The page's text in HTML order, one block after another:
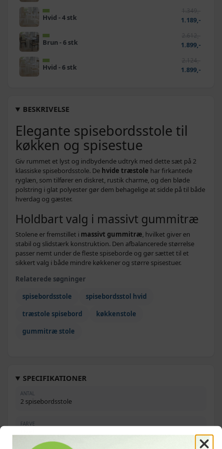
BESKRIVELSE
Elegante spisebordsstole til
køkken og spisestue
Giv rummet et lyst og indbydende udtryk med dette sæt på 2
klassiske spisebordsstole. De hvide træstole har firkantede
ryglæn, som tilfører en diskret, rustik charme, og den bløde
polstring i glat polyester gør dem behagelige at sidde på til både
hverdag og gæster.
Holdbart valg i massivt gummitræ
Stolene er fremstillet i massivt gummitræ, hvilket giver en
stabil og slidstærk konstruktion. Den afbalancerede størrelse
passer nemt under de fleste spiseborde og gør sættet til et
sikkert valg i både mindre køkkener og større spisestuer.
Relaterede søgninger
spisebordsstole
spisebordsstol hvid
træstole spisebord
køkkenstole
gummitræ stole
SPECIFIKATIONER
ANTAL
2 spisebordsstole
FARVE
Hvid - 4 stk
1.349,-
1.189,-
Brun - 6 stk
2.612,-
1.899,-
Hvid - 6 stk
2.124,-
1.899,-